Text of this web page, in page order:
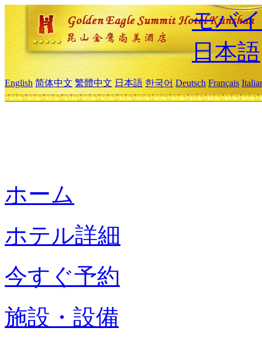
モバ
日本語
English 简体中文 繁體中文 日本語 한국어 Deutsch Français
ホーム
ホテル詳細
今すぐ予約
施設・設備